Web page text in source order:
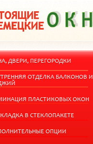
ДВЕРИ, ПЕРЕГОРОДКИ
ОТДЕЛКА БАЛКОНОВ И
ПЛАСТИКОВЫХ ОКОН
В СТЕКЛОПАКЕТЕ
ОПЦИИ